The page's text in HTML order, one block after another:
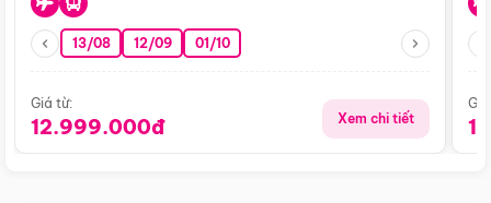
13/08 12/09 01/10
Giá từ:
12.999.000đ Xem chi tiết